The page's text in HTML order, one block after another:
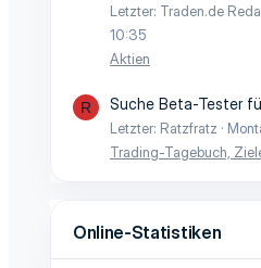
Letzter: Traden.de
10:35
Aktien
R Suche Beta-Tester
Letzter: Ratzfratz
Trading-Tagebuch,
Online-Statistiken